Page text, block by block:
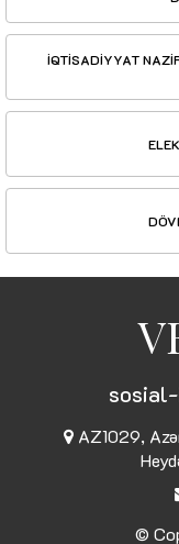
İQTİSADİYYAT
AZ1029,
©